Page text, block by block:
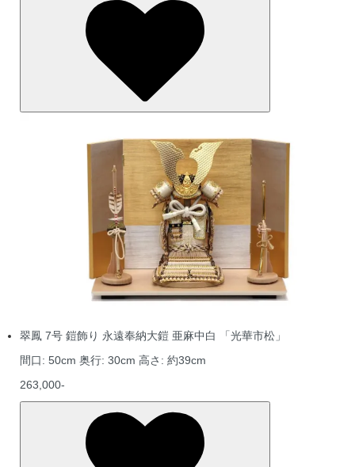
翠鳳 7号 鎧飾り 永遠奉納大鎧 亜麻中白 「光華市松」
間口: 50cm 奥行: 30cm 高さ: 約39cm
263,000-